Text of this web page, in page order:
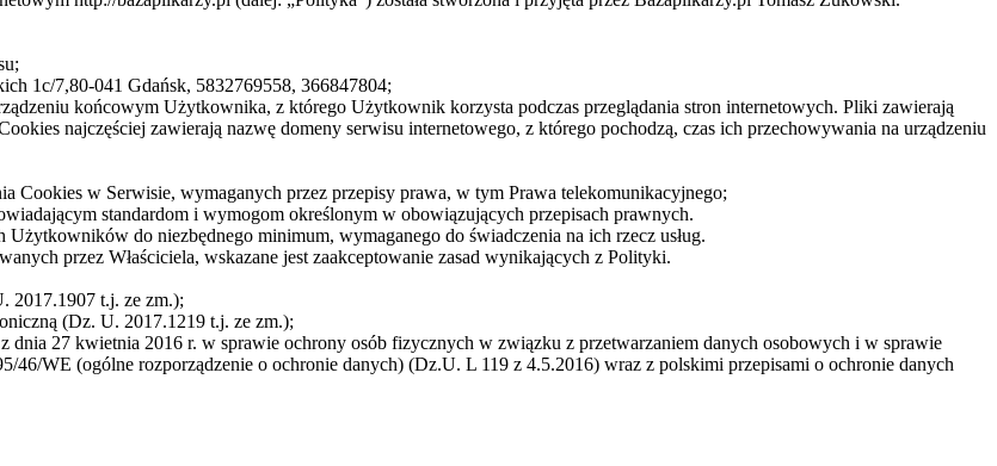
1c/7,80-041 Gdańsk, 5832769558, 366847804;
końcowym Użytkownika, z którego Użytkownik korzysta podczas przeglądania stron internetowych. Pliki zawierają
najczęściej zawierają nazwę domeny serwisu internetowego, z którego pochodzą, czas ich przechowywania na urządzeniu
w Serwisie, wymaganych przez przepisy prawa, w tym Prawa telekomunikacyjnego;
standardom i wymogom określonym w obowiązujących przepisach prawnych.
do niezbędnego minimum, wymaganego do świadczenia na ich rzecz usług.
przez Właściciela, wskazane jest zaakceptowanie zasad wynikających z Polityki.
2017.1907 t.j. ze zm.);
(Dz. U. 2017.1219 t.j. ze zm.);
dnia 27 kwietnia 2016 r. w sprawie ochrony osób fizycznych w związku z przetwarzaniem danych osobowych i w sprawie
46/WE (ogólne rozporządzenie o ochronie danych) (Dz.U. L 119 z 4.5.2016) wraz z polskimi przepisami o ochronie danych